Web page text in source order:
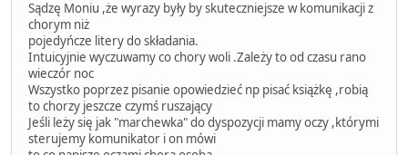
Sądzę Moniu ,że wyrazy były by skuteczniejsze w komunikacji z
chorym niż
pojedyńcze litery do składania.
Intuicyjnie wyczuwamy co chory woli .Zależy to od czasu rano
wieczór noc
Wszystko poprzez pisanie opowiedzieć np pisać książkę ,robią
to chorzy jeszcze czymś ruszający
Jeśli leży się jak "marchewka" do dyspozycji mamy oczy ,którymi
sterujemy komunikator i on mówi